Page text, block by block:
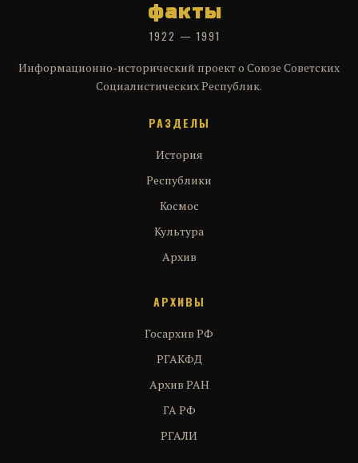
факты
1922 — 1991
Информационно-исторический проект о Союзе Советских
Социалистических Республик.
РАЗДЕЛЫ
История
Республики
Космос
Культура
Архив
АРХИВЫ
Госархив РФ
РГАКФД
Архив РАН
ГА РФ
РГАЛИ